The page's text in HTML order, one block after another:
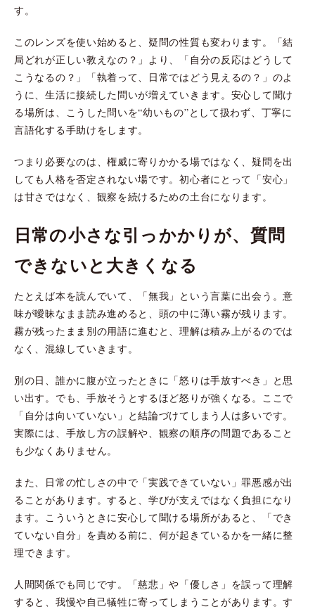
す。
このレンズを使い始めると、疑問の性質も変わります。「結
局どれが正しい教えなの？」より、「自分の反応はどうして
こうなるの？」「執着って、日常ではどう見えるの？」のよ
うに、生活に接続した問いが増えていきます。安心して聞け
る場所は、こうした問いを“幼いもの”として扱わず、丁寧に
言語化する手助けをします。
つまり必要なのは、権威に寄りかかる場ではなく、疑問を出
しても人格を否定されない場です。初心者にとって「安心」
は甘さではなく、観察を続けるための土台になります。
日常の小さな引っかかりが、質問
できないと大きくなる
たとえば本を読んでいて、「無我」という言葉に出会う。意
味が曖昧なまま読み進めると、頭の中に薄い霧が残ります。
霧が残ったまま別の用語に進むと、理解は積み上がるのでは
なく、混線していきます。
別の日、誰かに腹が立ったときに「怒りは手放すべき」と思
い出す。でも、手放そうとするほど怒りが強くなる。ここで
「自分は向いていない」と結論づけてしまう人は多いです。
実際には、手放し方の誤解や、観察の順序の問題であること
も少なくありません。
また、日常の忙しさの中で「実践できていない」罪悪感が出
ることがあります。すると、学びが支えではなく負担になり
ます。こういうときに安心して聞ける場所があると、「でき
ていない自分」を責める前に、何が起きているかを一緒に整
理できます。
人間関係でも同じです。「慈悲」や「優しさ」を誤って理解
すると、我慢や自己犠牲に寄ってしまうことがあります。す